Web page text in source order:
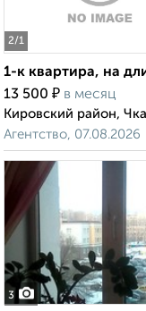
2/1
1-к квартира, на
13 500 ₽ в месяц
Кировский район,
Агентство, 07.08.2026
3